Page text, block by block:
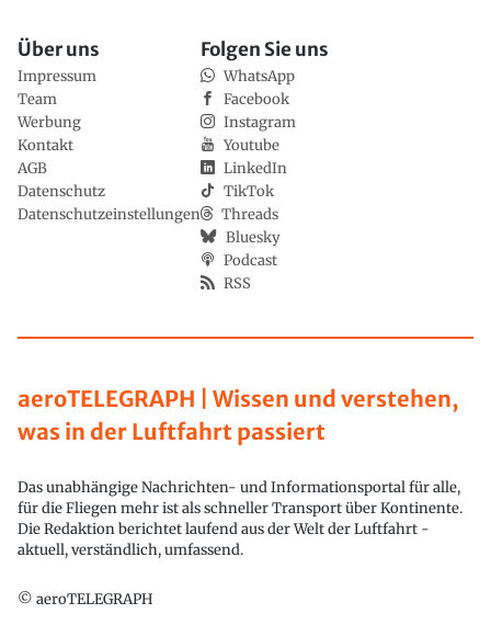
aeroTELEGRAPH | Wissen und verstehen,
was in der Luftfahrt passiert
Das unabhängige Nachrichten- und Informationsportal für alle,
für die Fliegen mehr ist als schneller Transport über Kontinente.
Die Redaktion berichtet laufend aus der Welt der Luftfahrt -
aktuell, verständlich, umfassend.
© aeroTELEGRAPH
Über uns
Impressum
Team
Werbung
Kontakt
AGB
Datenschutz
Datenschutzeinstellungen
Folgen Sie uns
WhatsApp
Facebook
Instagram
Youtube
LinkedIn
TikTok
Threads
Bluesky
Podcast
RSS